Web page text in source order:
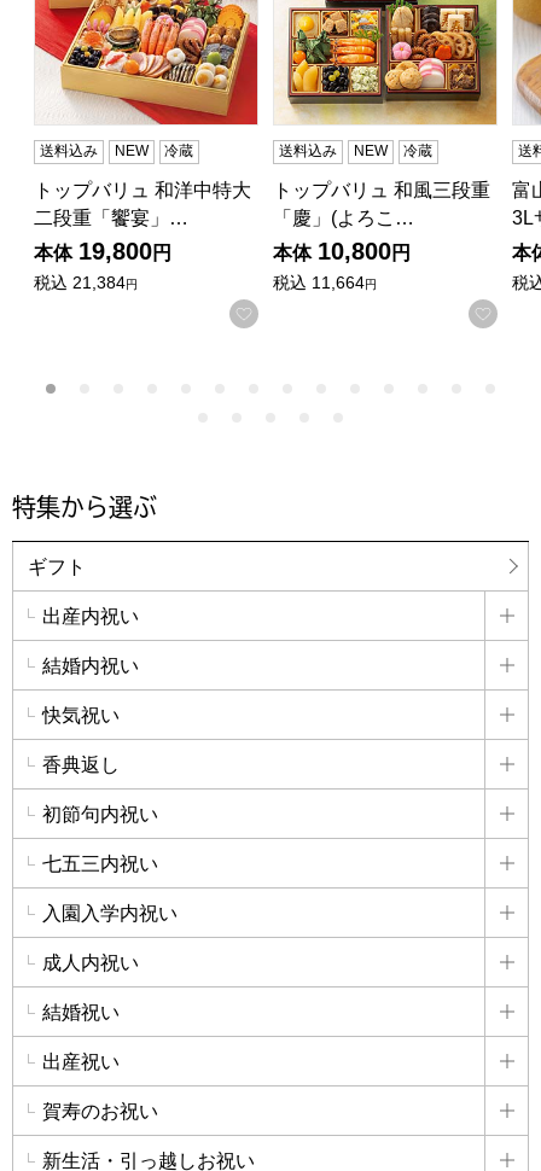
送料込み NEW 冷蔵
トップバリュ 和洋中特大
二段重「饗宴」…
本体 19,800円
税込 21,384円
お気に入りに登録する
送料込み NEW 冷蔵
トップバリュ 和風三段重
「慶」(よろこ…
本体 10,800円
税込 11,664円
お気
送
富
3L
本
税
特集から選ぶ
ギフト
出産内祝い
詳
結婚内祝い
詳
快気祝い
詳
香典返し
詳
初節句内祝い
詳
七五三内祝い
詳
入園入学内祝い
詳
成人内祝い
詳
結婚祝い
詳
出産祝い
詳
賀寿のお祝い
詳
新生活・引っ越しお祝い